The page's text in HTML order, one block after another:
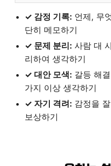
✓ 감정 기록: 언제, 무
단히 메모하기
✓ 문제 분리: 사람 대
리하여 생각하기
✓ 대안 모색: 갈등 해
가지 이상 생각하기
✓ 자기 격려: 감정을
보상하기